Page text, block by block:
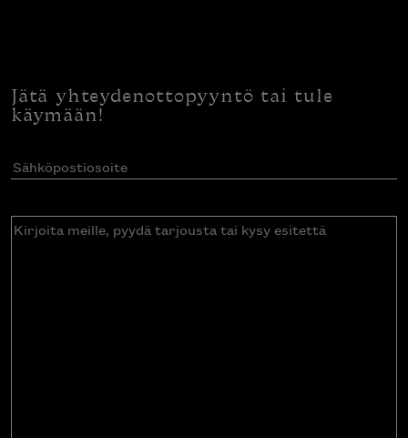
Jätä yhteydenottopyyntö tai tule
käymään!
Sähköpostiosoite(Pakollinen)
Kirjoita